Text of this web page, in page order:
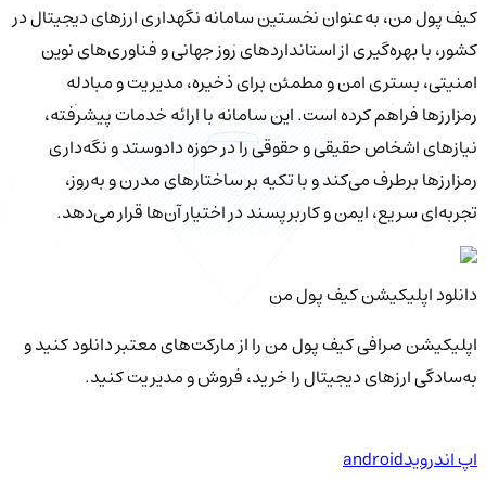
کیف‌ پول من، به‌عنوان نخستین سامانه نگهداری ارزهای دیجیتال در
کشور، با بهره‌گیری از استانداردهای روز جهانی و فناوری‌های نوین
امنیتی، بستری امن و مطمئن برای ذخیره، مدیریت و مبادله
رمزارزها فراهم کرده است. این سامانه با ارائه خدمات پیشرفته،
نیازهای اشخاص حقیقی و حقوقی را در حوزه دادوستد و نگه‌داری
رمزارزها برطرف می‌کند و با تکیه بر ساختارهای مدرن و به‌روز،
تجربه‌ای سریع، ایمن و کاربرپسند در اختیار آن‌ها قرار می‌دهد.
دانلود اپلیکیشن کیف‌ پول من
اپلیکیشن صرافی کیف پول من را از مارکت‌های معتبر دانلود کنید و
به‌سادگی ارزهای دیجیتال را خرید، فروش و مدیریت کنید.
اپ اندرویدandroid